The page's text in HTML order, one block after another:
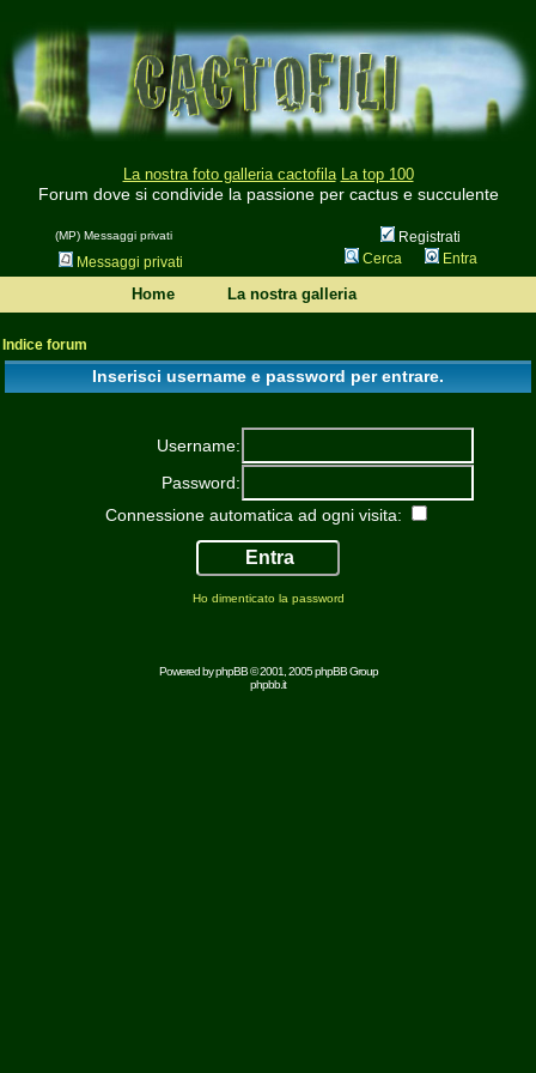
La nostra foto galleria cactofila La top 100
Forum dove si condivide la passione per cactus e succulente
(MP) Messaggi privati
Registrati
Messaggi privati
Cerca Entra
Home La nostra galleria
Indice forum
Inserisci username e password per entrare.
Username:
Password:
Connessione automatica ad ogni visita:
Ho dimenticato la password
Powered byphpBB© 2001, 2005 phpBB Group
phpbb.it